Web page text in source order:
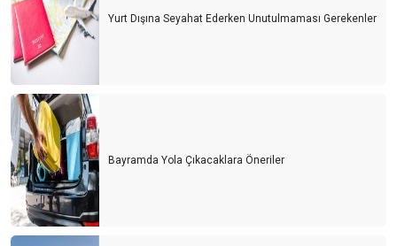
Yurt Dışına Seyahat Ederken Unutulmaması Gerekenler
Bayramda Yola Çıkacaklara Öneriler